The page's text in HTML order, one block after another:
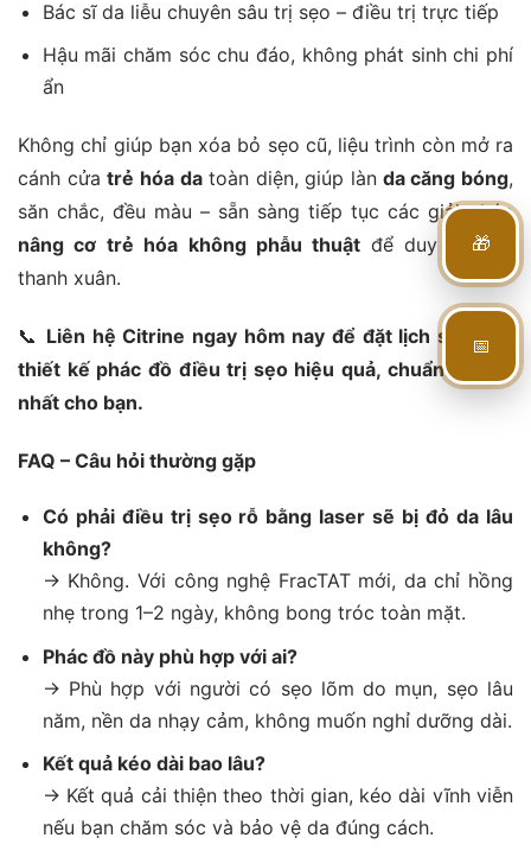
Bác sĩ da liễu chuyên sâu trị sẹo – điều trị trực tiếp
Hậu mãi chăm sóc chu đáo, không phát sinh chi phí
ẩn
Không chỉ giúp bạn xóa bỏ sẹo cũ, liệu trình còn mở ra
cánh cửatrẻ hóa datoàn diện, giúp làn da căng bóng,
săn chắc, đều màu – sẵn sàng tiếp tục các giải pháp
nâng cơ trẻ hóa không phẫu thuật để duy trì tuổi
thanh xuân.
📞 Liên hệ Citrine ngay hôm nay để đặt lịch soi da &
thiết kế phác đồ điều trị sẹo hiệu quả, chuẩn y khoa
nhất cho bạn.
FAQ – Câu hỏi thường gặp
Có phải điều trị sẹo rỗ bằng laser sẽ bị đỏ da lâu
không?
→ Không. Với công nghệ FracTAT mới, da chỉ hồng
nhẹ trong 1–2 ngày, không bong tróc toàn mặt.
Phác đồ này phù hợp với ai?
→ Phù hợp với người có sẹo lõm do mụn, sẹo lâu
năm, nền da nhạy cảm, không muốn nghỉ dưỡng dài.
Kết quả kéo dài bao lâu?
→ Kết quả cải thiện theo thời gian, kéo dài vĩnh viễn
nếu bạn chăm sóc và bảo vệ da đúng cách.
🎁
📅